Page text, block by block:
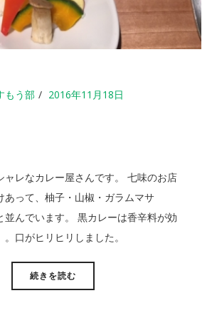
もう部 2016年11月18日
ャレなカレー屋さんです。 七味のお店
あって、柚子・山椒・ガラムマサ
並んでいます。 黒カレーは香辛料が効
。口がヒリヒリしました。
続きを読む